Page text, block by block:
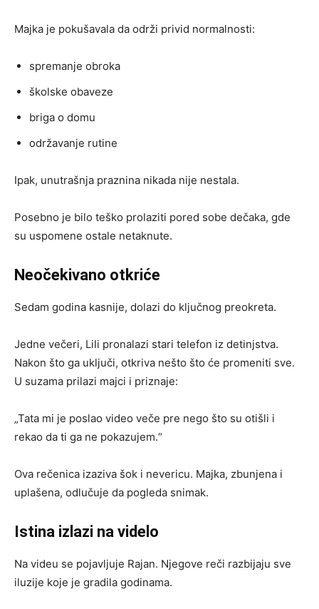
Majka je pokušavala da održi privid normalnosti:
spremanje obroka
školske obaveze
briga o domu
održavanje rutine
Ipak, unutrašnja praznina nikada nije nestala.
Posebno je bilo teško prolaziti pored sobe dečaka, gde
su uspomene ostale netaknute.
Neočekivano otkriće
Sedam godina kasnije, dolazi do ključnog preokreta.
Jedne večeri, Lili pronalazi stari telefon iz detinjstva.
Nakon što ga uključi, otkriva nešto što će promeniti sve.
U suzama prilazi majci i priznaje:
„Tata mi je poslao video veče pre nego što su otišli i
rekao da ti ga ne pokazujem.“
Ova rečenica izaziva šok i nevericu. Majka, zbunjena i
uplašena, odlučuje da pogleda snimak.
Istina izlazi na videlo
Na videu se pojavljuje Rajan. Njegove reči razbijaju sve
iluzije koje je gradila godinama.